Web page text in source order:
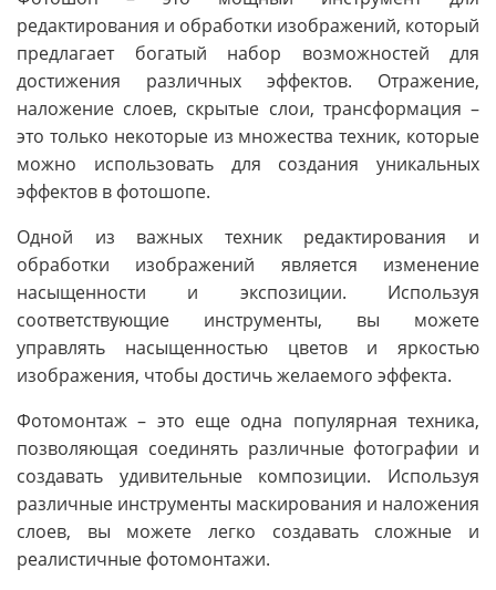
редактирования и обработки изображений, который
предлагает богатый набор возможностей для
достижения различных эффектов. Отражение,
наложение слоев, скрытые слои, трансформация –
это только некоторые из множества техник, которые
можно использовать для создания уникальных
эффектов в фотошопе.
Одной из важных техник редактирования и
обработки изображений является изменение
насыщенности и экспозиции. Используя
соответствующие инструменты, вы можете
управлять насыщенностью цветов и яркостью
изображения, чтобы достичь желаемого эффекта.
Фотомонтаж – это еще одна популярная техника,
позволяющая соединять различные фотографии и
создавать удивительные композиции. Используя
различные инструменты маскирования и наложения
слоев, вы можете легко создавать сложные и
реалистичные фотомонтажи.